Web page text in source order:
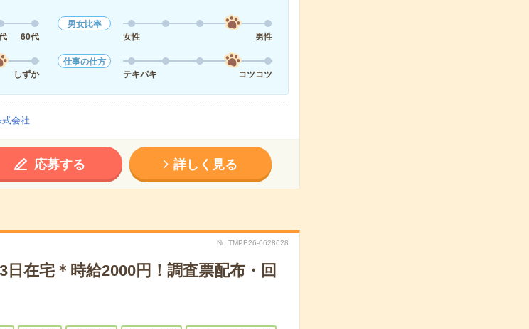
60代
男女比率
女性
男性
しずか
仕事の仕方
テキパキ
コツコツ
会社
応募する 詳しく見る
No.TMPE26-0628628
日在宅＊時給2000円！調査票配布・回